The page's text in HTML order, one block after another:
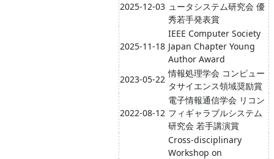
2025-12-03 ュータシステム研究会 優
秀若手発表賞
2025-11-18
IEEE Computer Society
Japan Chapter Young
Author Award
2023-05-22
情報処理学会 コンピュー
タサイエンス領域奨励賞
2022-08-12
電子情報通信学会 リコン
フィギャラブルシステム
研究会 若手講演賞
Cross-disciplinary
Workshop on